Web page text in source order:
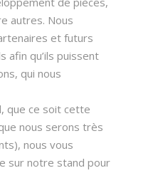
autres. Nous
et futurs
afin qu’ils puissent
qui nous
que ce soit cette
nous serons très
nous vous
sur notre stand pour